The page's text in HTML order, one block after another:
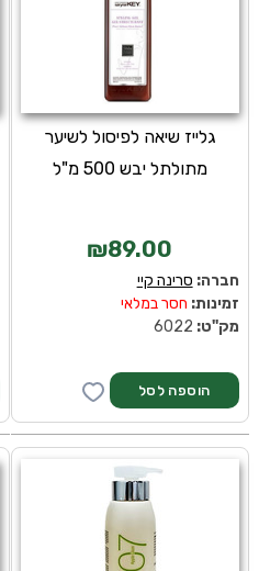
גלייז שיאה לפיסול לשיער
מתולתל יבש 500 מ"ל
₪89.00
חברה: סרינה קיי
זמינות: חסר במלאי
מק''ט:
הוספה לסל